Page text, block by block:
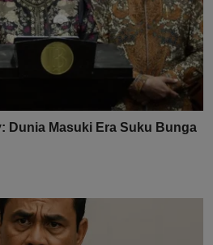
Dunia Masuki Era Suku Bunga